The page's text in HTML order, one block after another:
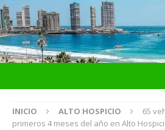
INICIO ALTO HOSPICIO
65
primeros 4 meses del año en Alto